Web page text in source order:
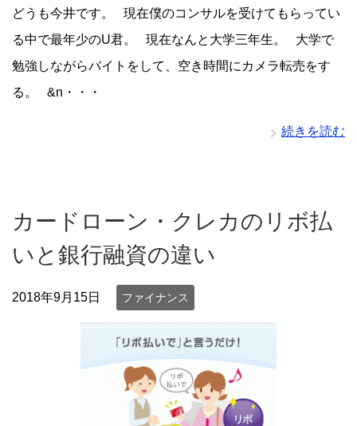
どうも今井です。 現在僕のコンサルを受けてもらってい
る中で最年少のU君。 現在なんと大学三年生。 大学で
勉強しながらバイトをして、空き時間にカメラ転売をす
る。 &n・・・
続きを読む
カードローン・クレカのリボ払
いと銀行融資の違い
2018年9月15日 ファイナンス